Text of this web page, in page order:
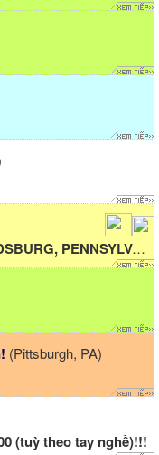
PENNSYLVANIA
(Pittsburgh, PA)
(tuỳ theo tay nghề)!!!